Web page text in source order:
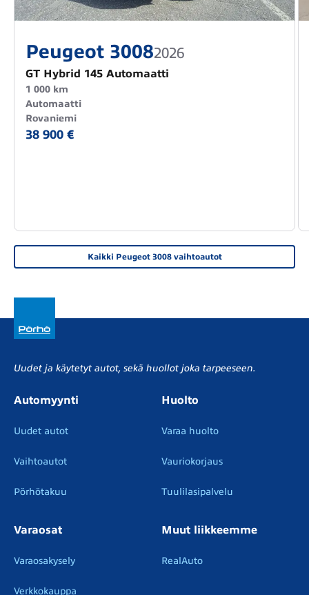
Peugeot 30082026
GT Hybrid 145 Automaatti
1 000 km
Automaatti
Rovaniemi
38 900 €
Kaikki Peugeot 3008 vaihtoautot
Uudet ja käytetyt autot, sekä huollot joka tarpeeseen.
Automyynti
Uudet autot
Vaihtoautot
Pörhötakuu
Huolto
Varaa huolto
Vauriokorjaus
Tuulilasipalvelu
Varaosat
Varaosakysely
Verkkokauppa
Muut liikkeemme
RealAuto